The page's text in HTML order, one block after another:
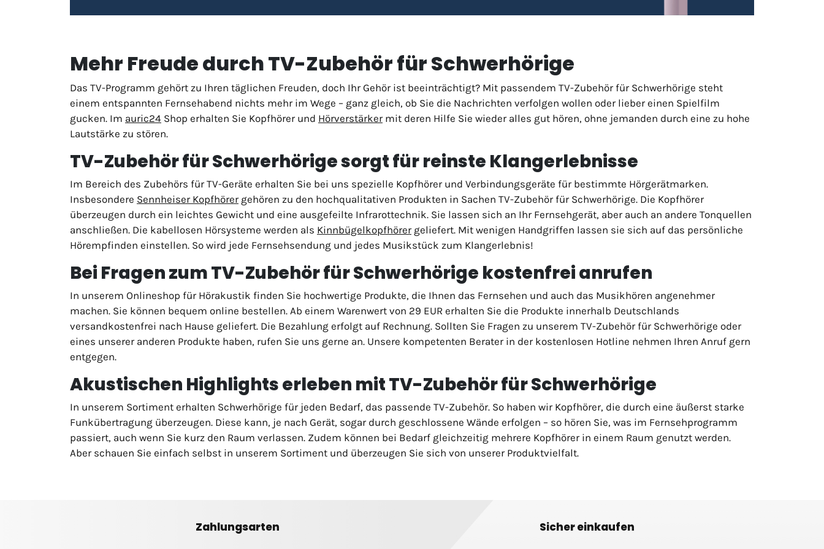
Mehr Freude durch TV-Zubehör für Schwerhörige
Das TV-Programm gehört zu Ihren täglichen Freuden, doch Ihr Gehör ist beeinträchtigt? Mit passendem TV-Zubehör für Schwerhörige steht
einem entspannten Fernsehabend nichts mehr im Wege – ganz gleich, ob Sie die Nachrichten verfolgen wollen oder lieber einen Spielfilm
gucken. Im auric24 Shop erhalten Sie Kopfhörer und Hörverstärkermit deren Hilfe Sie wieder alles gut hören, ohne jemanden durch eine zu hohe
Lautstärke zu stören.
TV-Zubehör für Schwerhörige sorgt für reinste Klangerlebnisse
Im Bereich des Zubehörs für TV-Geräte erhalten Sie bei uns spezielle Kopfhörer und Verbindungsgeräte für bestimmte Hörgerätmarken.
Insbesondere Sennheiser Kopfhörergehören zu den hochqualitativen Produkten in Sachen TV-Zubehör für Schwerhörige. Die Kopfhörer
überzeugen durch ein leichtes Gewicht und eine ausgefeilte Infrarottechnik. Sie lassen sich an Ihr Fernsehgerät, aber auch an andere Tonquellen
anschließen. Die kabellosen Hörsysteme werden als Kinnbügelkopfhörergeliefert. Mit wenigen Handgriffen lassen sie sich auf das persönliche
Hörempfinden einstellen. So wird jede Fernsehsendung und jedes Musikstück zum Klangerlebnis!
Bei Fragen zum TV-Zubehör für Schwerhörige kostenfrei anrufen
In unserem Onlineshop für Hörakustik finden Sie hochwertige Produkte, die Ihnen das Fernsehen und auch das Musikhören angenehmer
machen. Sie können bequem online bestellen. Ab einem Warenwert von 29 EUR erhalten Sie die Produkte innerhalb Deutschlands
versandkostenfrei nach Hause geliefert. Die Bezahlung erfolgt auf Rechnung. Sollten Sie Fragen zu unserem TV-Zubehör für Schwerhörige oder
eines unserer anderen Produkte haben, rufen Sie uns gerne an. Unsere kompetenten Berater in der kostenlosen Hotline nehmen Ihren Anruf gern
entgegen.
Akustischen Highlights erleben mit TV-Zubehör für Schwerhörige
In unserem Sortiment erhalten Schwerhörige für jeden Bedarf, das passende TV-Zubehör. So haben wir Kopfhörer, die durch eine äußerst starke
Funkübertragung überzeugen. Diese kann, je nach Gerät, sogar durch geschlossene Wände erfolgen – so hören Sie, was im Fernsehprogramm
passiert, auch wenn Sie kurz den Raum verlassen. Zudem können bei Bedarf gleichzeitig mehrere Kopfhörer in einem Raum genutzt werden.
Aber schauen Sie einfach selbst in unserem Sortiment und überzeugen Sie sich von unserer Produktvielfalt.
Zahlungsarten Sicher einkaufen